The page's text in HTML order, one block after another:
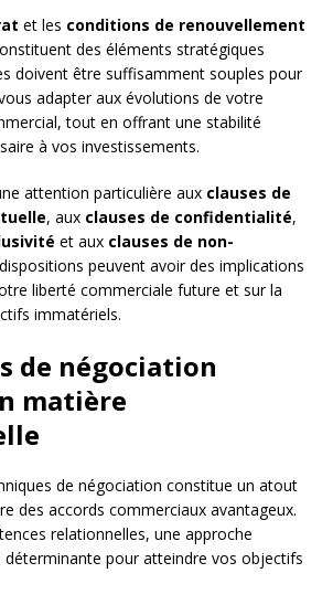
et les conditions de renouvellement
des éléments stratégiques
doivent être suffisamment souples pour
adapter aux évolutions de votre
tout en offrant une stabilité
à vos investissements.
attention particulière aux clauses de
, aux clauses de confidentialité,
et aux clauses de non-
peuvent avoir des implications
liberté commerciale future et sur la
immatériels.
de négociation
matière
de négociation constitue un atout
des accords commerciaux avantageux.
relationnelles, une approche
déterminante pour atteindre vos objectifs